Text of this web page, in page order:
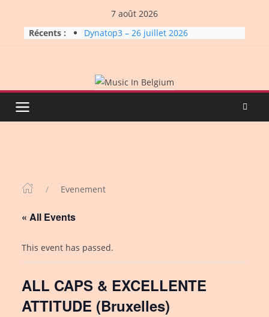
content
7 août 2026
Récents :
Dynatop3 – 26 juillet 2026
Dynatop3 – 02 août 2026
Micro Festival #16, maxi line-
Evenement
« All Events
This event has passed.
ALL CAPS & EXCELLENTE
ATTITUDE (Bruxelles)